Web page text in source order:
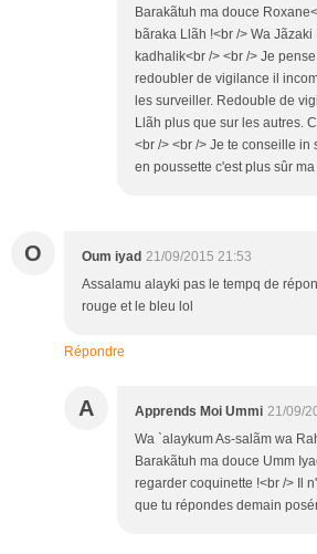
Barakãtuh ma douce
bãraka Llãh !<br /> Wa
kadhalik<br /> <br /> Je
redoubler de vigilance il
les surveiller. Redouble de
Llãh plus que sur les autres.
<br /> <br /> Je te conseille in
en poussette c'est plus sûr
O Oum iyad 21/09/2015 21:53
Assalamu alayki pas le tempq de
rouge et le bleu lol
Répondre
A Apprends Moi Ummi 21/09/
Wa `alaykum As-salãm wa
Barakãtuh ma douce Umm
regarder coquinette !<br /> Il
que tu répondes demain